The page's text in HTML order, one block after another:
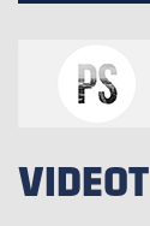
VIDEOT